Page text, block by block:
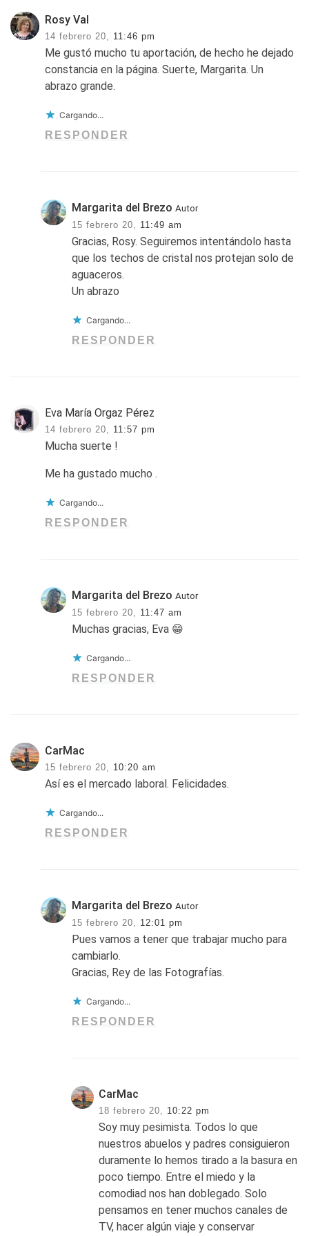
Rosy Val
14 febrero 20, 11:46 pm
Me gustó mucho tu aportación, de hecho he dejado
constancia en la página. Suerte, Margarita. Un
abrazo grande.
Cargando...
RESPONDER
Margarita del Brezo Autor
15 febrero 20,
11:49 am
Gracias, Rosy. Seguiremos intentándolo hasta
que los techos de cristal nos protejan solo de
aguaceros.
Un abrazo
Cargando...
RESPONDER
Eva María Orgaz Pérez
14 febrero 20, 11:57 pm
Mucha suerte !
Me ha gustado mucho .
Cargando...
RESPONDER
Margarita del Brezo Autor
15 febrero 20,
11:47 am
Muchas gracias, Eva 😁
Cargando...
RESPONDER
CarMac
15 febrero 20, 10:20 am
Así es el mercado laboral. Felicidades.
Cargando...
RESPONDER
Margarita del Brezo Autor
15 febrero 20,
12:01 pm
Pues vamos a tener que trabajar mucho para
cambiarlo.
Gracias, Rey de las Fotografías.
Cargando...
RESPONDER
CarMac
18 febrero 20, 10:22 pm
Soy muy pesimista. Todos lo que
nuestros abuelos y padres consiguieron
duramente lo hemos tirado a la basura en
poco tiempo. Entre el miedo y la
comodiad nos han doblegado. Solo
pensamos en tener muchos canales de
TV, hacer algún viaje y conservar